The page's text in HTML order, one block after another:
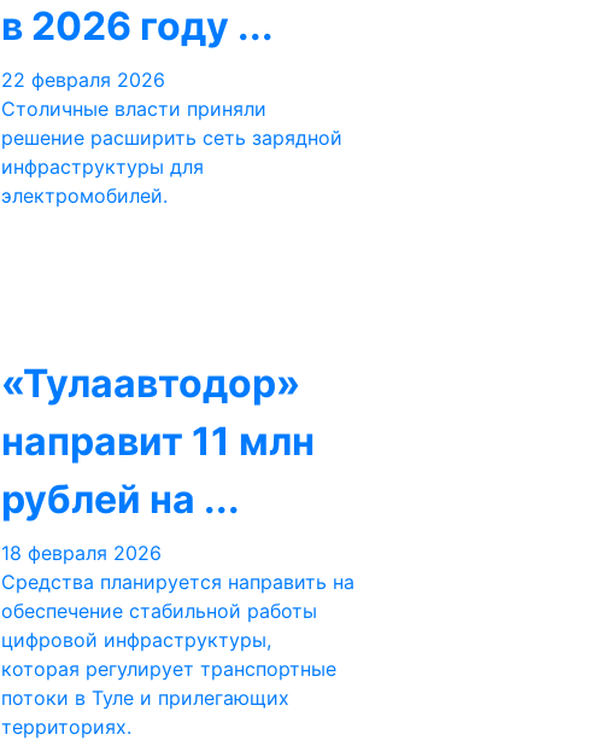
в 2026 году ...
22 февраля 2026
Столичные власти приняли
решение расширить сеть зарядной
инфраструктуры для
электромобилей.
«Тулаавтодор»
направит 11 млн
рублей на ...
18 февраля 2026
Средства планируется направить на
обеспечение стабильной работы
цифровой инфраструктуры,
которая регулирует транспортные
потоки в Туле и прилегающих
территориях.